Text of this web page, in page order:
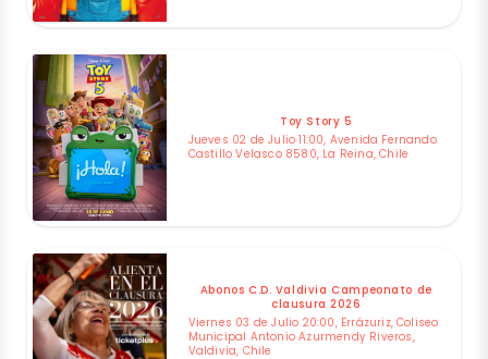
Toy Story 5
Jueves 02 de Julio 11:00, Avenida Fernando
Castillo Velasco 8580, La Reina, Chile
Abonos C.D. Valdivia Campeonato de
clausura 2026
Viernes 03 de Julio 20:00, Errázuriz, Coliseo
Municipal Antonio Azurmendy Riveros,
Valdivia, Chile